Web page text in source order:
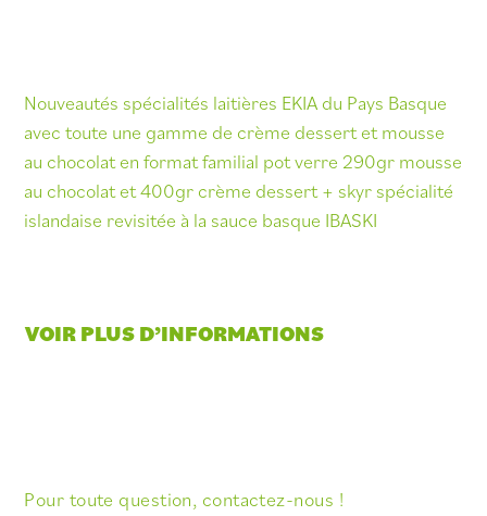
Nouveautés spécialités laitières EKIA du Pays Basque
avec toute une gamme de crème dessert et mousse
au chocolat en format familial pot verre 290gr mousse
au chocolat et 400gr crème dessert + skyr spécialité
islandaise revisitée à la sauce basque IBASKI
VOIR PLUS D’INFORMATIONS
Pour toute question, contactez-nous !